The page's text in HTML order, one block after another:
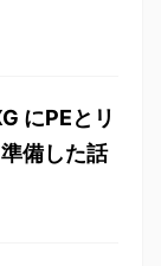
にPEとリ
備した話